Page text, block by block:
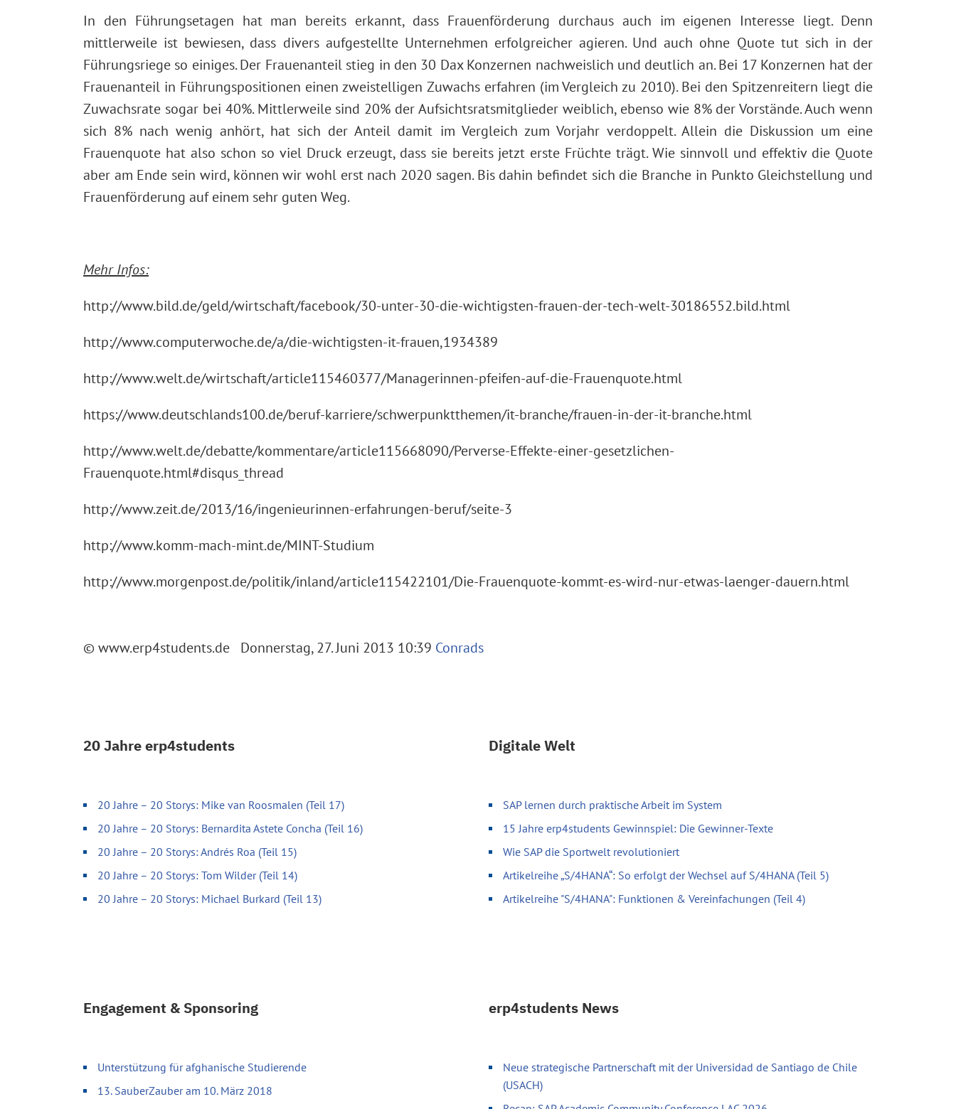
In den Führungsetagen hat man bereits erkannt, dass Frauenförderung durchaus auch im eigenen Interesse liegt. Denn
mittlerweile ist bewiesen, dass divers aufgestellte Unternehmen erfolgreicher agieren. Und auch ohne Quote tut sich in der
Führungsriege so einiges. Der Frauenanteil stieg in den 30 Dax Konzernen nachweislich und deutlich an. Bei 17 Konzernen hat der
Frauenanteil in Führungspositionen einen zweistelligen Zuwachs erfahren (im Vergleich zu 2010). Bei den Spitzenreitern liegt die
Zuwachsrate sogar bei 40%. Mittlerweile sind 20% der Aufsichtsratsmitglieder weiblich, ebenso wie 8% der Vorstände. Auch wenn
sich 8% nach wenig anhört, hat sich der Anteil damit im Vergleich zum Vorjahr verdoppelt. Allein die Diskussion um eine
Frauenquote hat also schon so viel Druck erzeugt, dass sie bereits jetzt erste Früchte trägt. Wie sinnvoll und effektiv die Quote
aber am Ende sein wird, können wir wohl erst nach 2020 sagen. Bis dahin befindet sich die Branche in Punkto Gleichstellung und
Frauenförderung auf einem sehr guten Weg.
Mehr Infos:
http://www.bild.de/geld/wirtschaft/facebook/30-unter-30-die-wichtigsten-frauen-der-tech-welt-30186552.bild.html
http://www.computerwoche.de/a/die-wichtigsten-it-frauen,1934389
http://www.welt.de/wirtschaft/article115460377/Managerinnen-pfeifen-auf-die-Frauenquote.html
https://www.deutschlands100.de/beruf-karriere/schwerpunktthemen/it-branche/frauen-in-der-it-branche.html
http://www.welt.de/debatte/kommentare/article115668090/Perverse-Effekte-einer-gesetzlichen-
Frauenquote.html#disqus_thread
http://www.zeit.de/2013/16/ingenieurinnen-erfahrungen-beruf/seite-3
http://www.komm-mach-mint.de/MINT-Studium
http://www.morgenpost.de/politik/inland/article115422101/Die-Frauenquote-kommt-es-wird-nur-etwas-laenger-dauern.html
© www.erp4students.de Donnerstag, 27. Juni 2013 10:39 Conrads
20 Jahre erp4students
20 Jahre – 20 Storys: Mike van Roosmalen (Teil 17)
20 Jahre – 20 Storys: Bernardita Astete Concha (Teil 16)
20 Jahre – 20 Storys: Andrés Roa (Teil 15)
20 Jahre – 20 Storys: Tom Wilder (Teil 14)
20 Jahre – 20 Storys: Michael Burkard (Teil 13)
Digitale Welt
SAP lernen durch praktische Arbeit im System
15 Jahre erp4students Gewinnspiel: Die Gewinner-Texte
Wie SAP die Sportwelt revolutioniert
Artikelreihe „S/4HANA“: So erfolgt der Wechsel auf S/4HANA (Teil 5)
Artikelreihe "S/4HANA": Funktionen & Vereinfachungen (Teil 4)
Engagement & Sponsoring
Unterstützung für afghanische Studierende
13. SauberZauber am 10. März 2018
erp4students News
Neue strategische Partnerschaft mit der Universidad de Santiago de Chile
(USACH)